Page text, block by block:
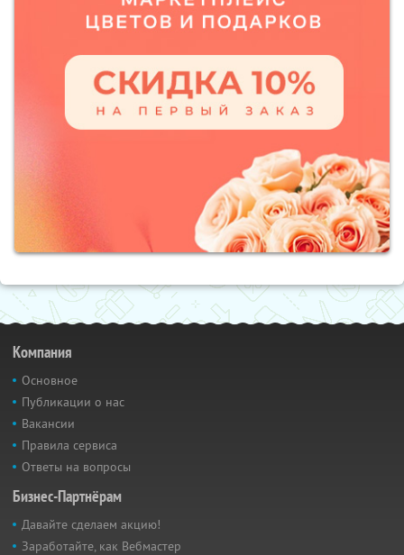
Компания
Основное
Публикации о нас
Вакансии
Правила сервиса
Ответы на вопросы
Бизнес-Партнёрам
Давайте сделаем акцию!
Заработайте, как Вебмастер